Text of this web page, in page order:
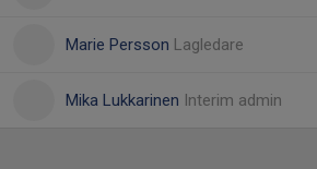
Marie Persson Lagledare
Mika Lukkarinen Interim admin